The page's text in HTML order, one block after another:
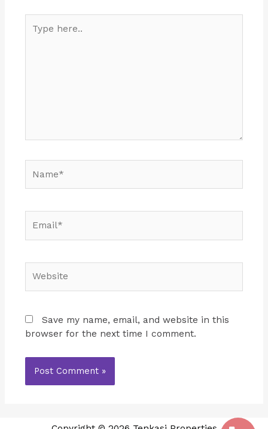
here..
Save my name, email, and website in this
browser for the next time I comment.